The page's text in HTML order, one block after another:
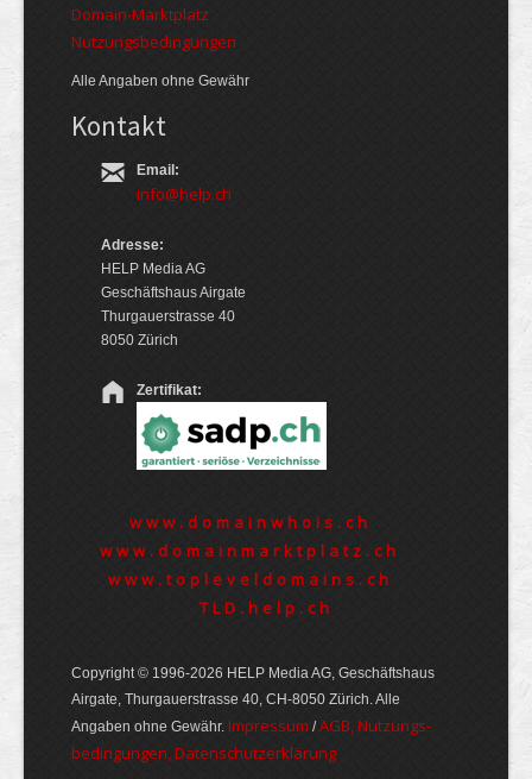
Domain-Marktplatz
Nutzungsbedingungen
Alle Angaben ohne Gewähr
Kontakt
Email:
info@help.ch
Adresse:
HELP Media AG
Geschäftshaus Airgate
Thurgauerstrasse 40
8050 Zürich
Zertifikat:
www.domainwhois.ch
www.domainmarktplatz.ch
www.topleveldomains.ch
TLD.help.ch
Copyright © 1996-2026 HELP Media AG, Geschäftshaus
Airgate, Thurgauer­strasse 40, CH-8050 Zürich. Alle
Angaben ohne Gewähr. Im­pres­sum /AGB, Nut­zungs­
bedin­gungen, Daten­schutz­er­klärung